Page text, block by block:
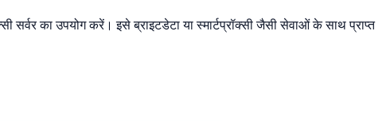
का उपयोग करें। इसे ब्राइटडेटा या स्मार्टप्रॉक्सी जैसी सेवाओं के साथ प्राप्त